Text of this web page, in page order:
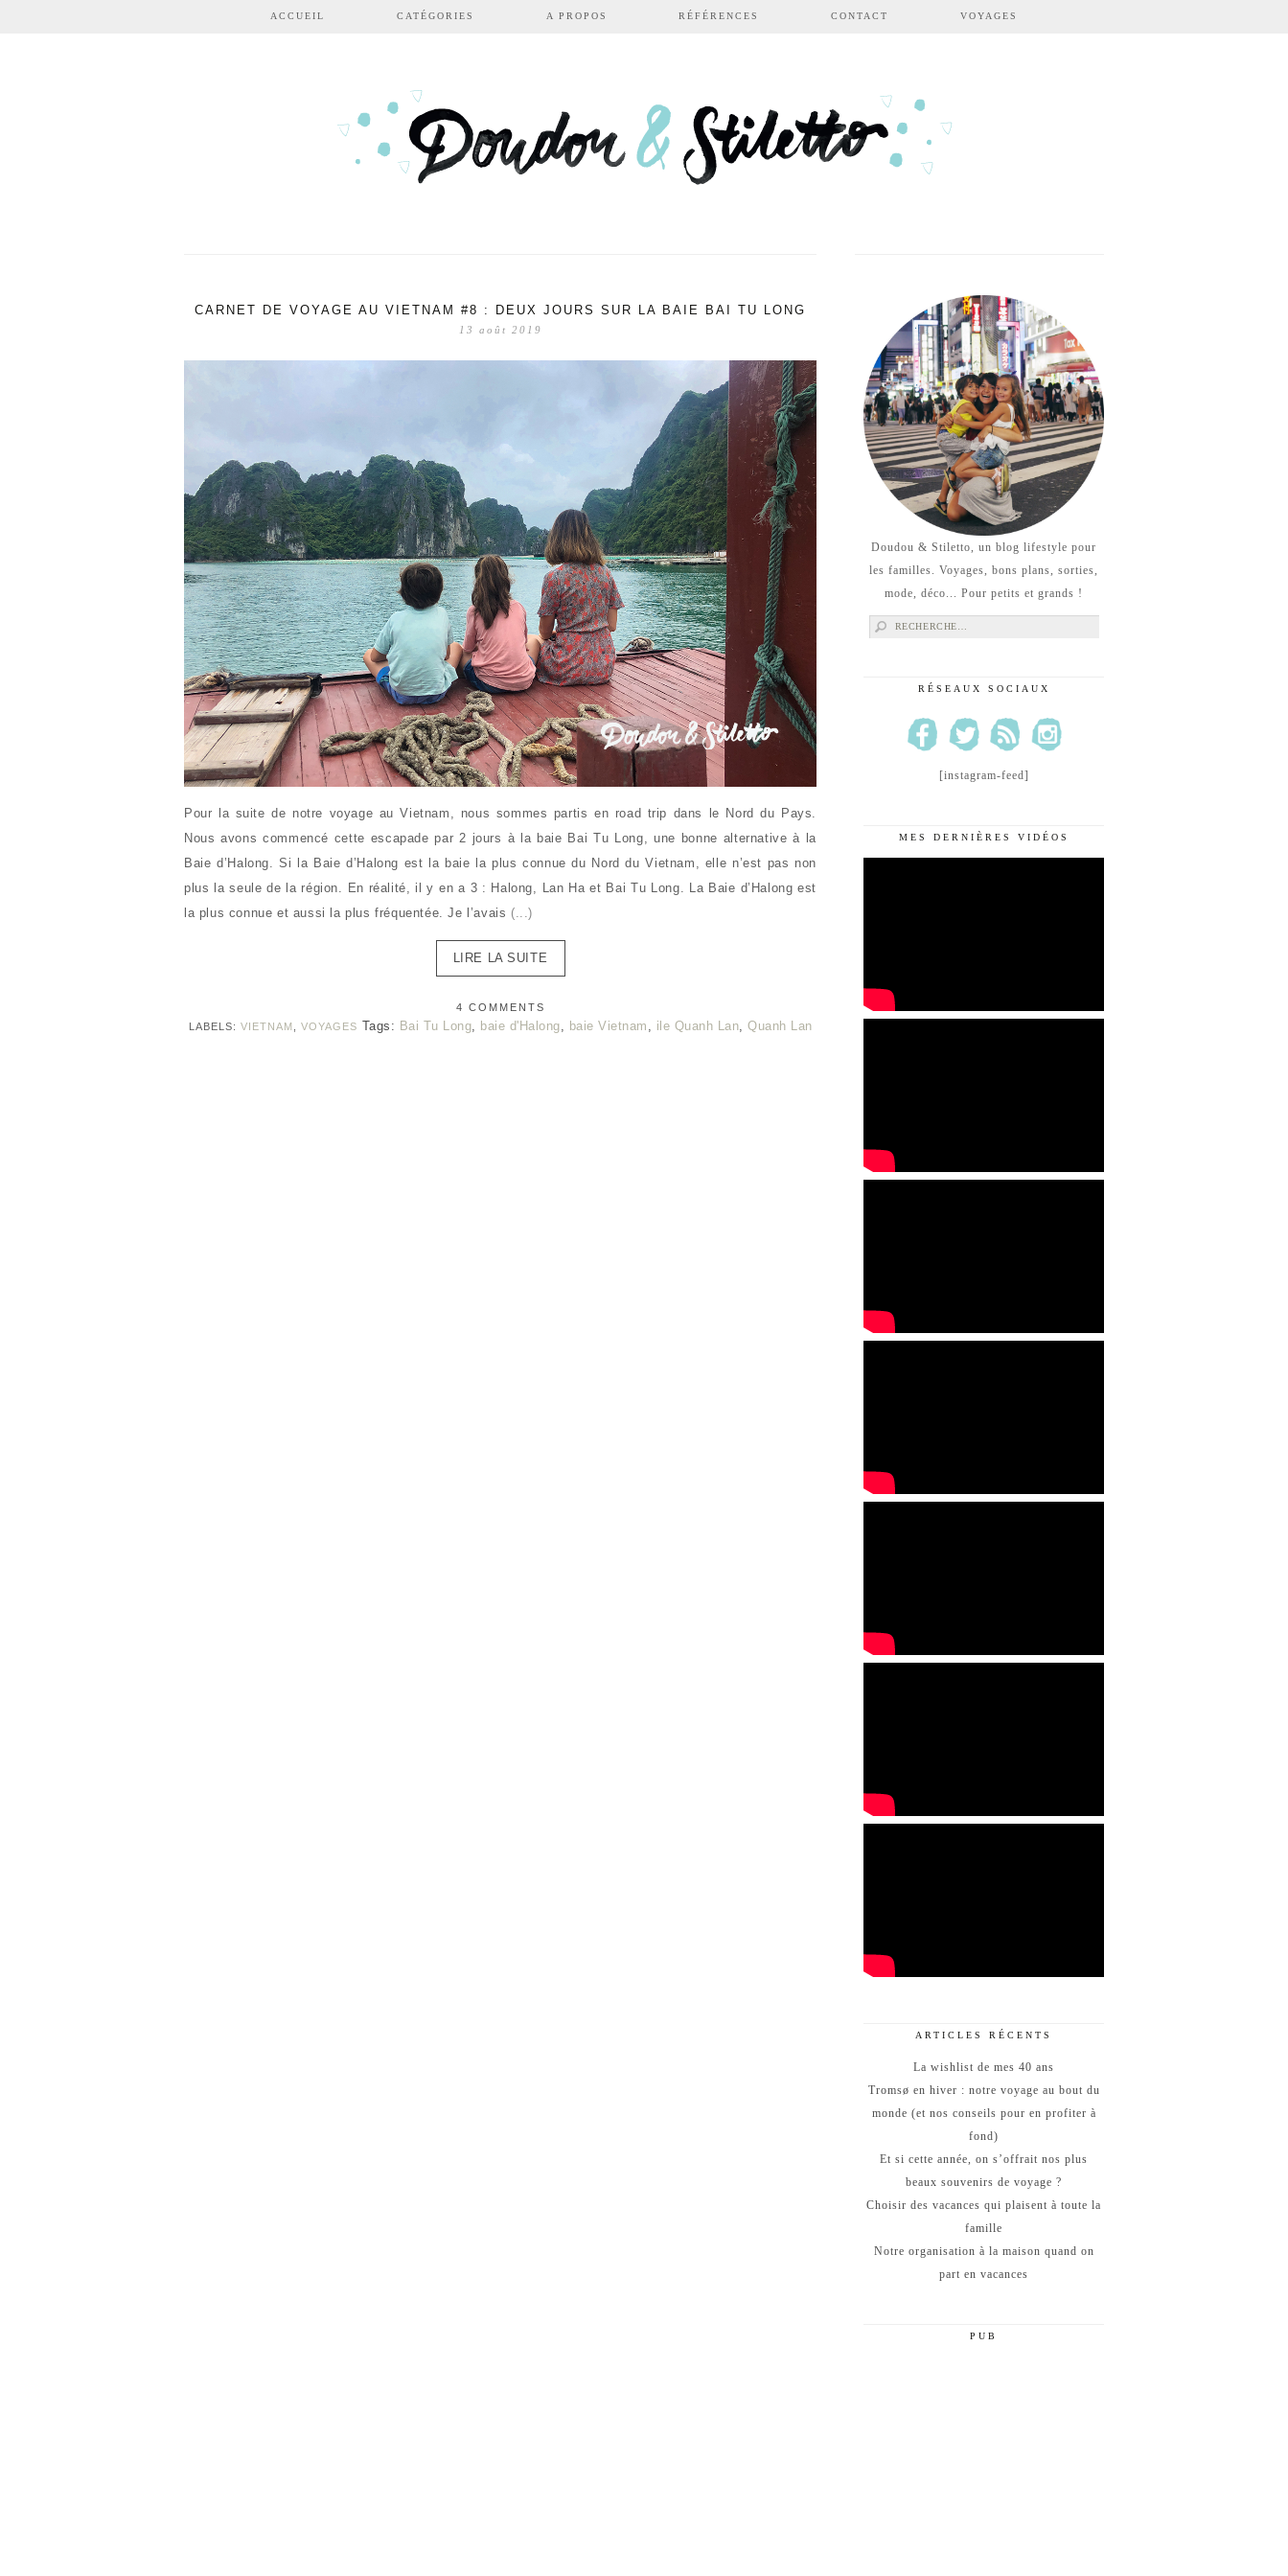
Aller au contenu principal
ACCUEIL CATÉGORIES A PROPOS RÉFÉRENCES CONTACT VOYAGES
CARNET DE VOYAGE AU VIETNAM #8 : DEUX JOURS SUR LA BAIE BAI TU LONG
13 août 2019
Pour la suite de notre voyage au Vietnam, nous sommes partis en road trip dans le Nord du Pays.
Nous avons commencé cette escapade par 2 jours à la baie Bai Tu Long, une bonne alternative à la
Baie d’Halong. Si la Baie d’Halong est la baie la plus connue du Nord du Vietnam, elle n’est pas non
plus la seule de la région. En réalité, il y en a 3 : Halong, Lan Ha et Bai Tu Long. La Baie d’Halong est
la plus connue et aussi la plus fréquentée. Je l’avais (...)
LIRE LA SUITE
4 COMMENTS
LABELS: VIETNAM VOYAGES Tags: Bai Tu Long, baie d'Halong, baie Vietnam , ile Quanh Lan, Quanh Lan
Doudou & Stiletto, un blog lifestyle pour
les familles. Voyages, bons plans, sorties,
mode, déco... Pour petits et grands !
Rechercher :
RÉSEAUX SOCIAUX
[instagram-feed]
MES DERNIÈRES VIDÉOS
ARTICLES RÉCENTS
La wishlist de mes 40 ans
Tromsø en hiver : notre voyage au bout du
monde (et nos conseils pour en profiter à
fond)
Et si cette année, on s’offrait nos plus
beaux souvenirs de voyage ?
Choisir des vacances qui plaisent à toute la
famille
Notre organisation à la maison quand on
part en vacances
PUB